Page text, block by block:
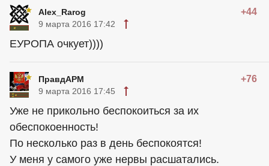
Alex_Rarog +44
9 марта 2016 17:42
ЕУРОПА очкует))))
ПравдАРМ +76
9 марта 2016 17:45
Уже не прикольно беспокоиться за их
обеспокоенность!
По несколько раз в день беспокоятся!
У меня у самого уже нервы расшатались.